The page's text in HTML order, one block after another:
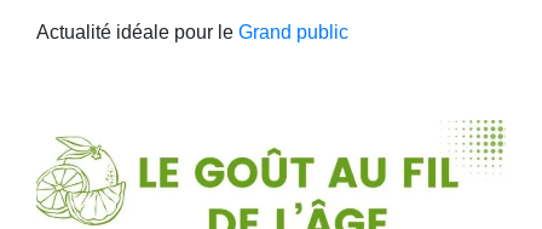
Actualité idéale pour le Grand public